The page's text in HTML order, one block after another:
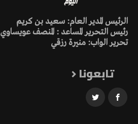
الرئيس المدير العام: سعيد بن كريم
رئيس التحرير المساعد : المنصف عويساوي
تحرير الواب: منيرة رزقي
تابعونا